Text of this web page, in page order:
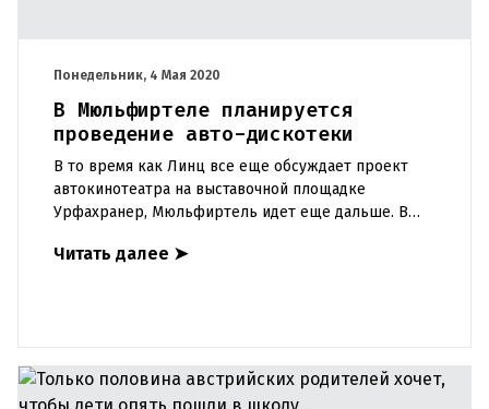
Понедельник, 4 Мая 2020
В Мюльфиртеле планируется
проведение авто-дискотеки
В то время как Линц все еще обсуждает проект
автокинотеатра на выставочной площадке
Урфахранер, Мюльфиртель идет еще дальше. В
ближайшие выходные будет орган
Читать далее ➤